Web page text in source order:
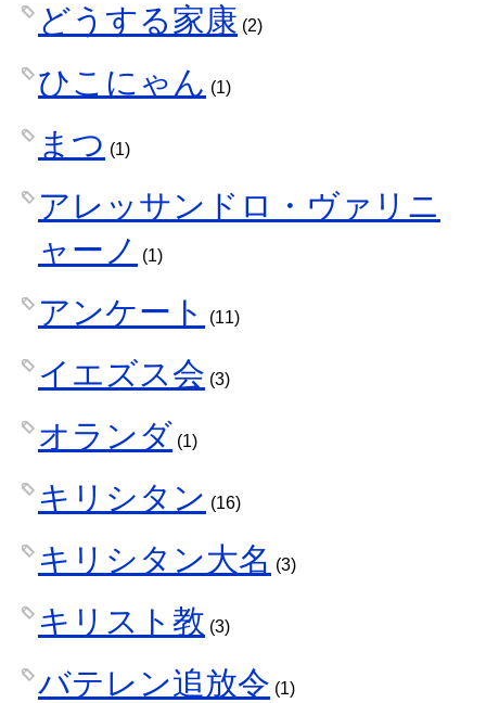
どうする家康 (2)
ひこにゃん (1)
まつ (1)
アレッサンドロ・ヴァリニ
ャーノ
(1)
アンケート (11)
イエズス会 (3)
オランダ (1)
キリシタン (16)
キリシタン大名 (3)
キリスト教 (3)
バテレン追放令 (1)